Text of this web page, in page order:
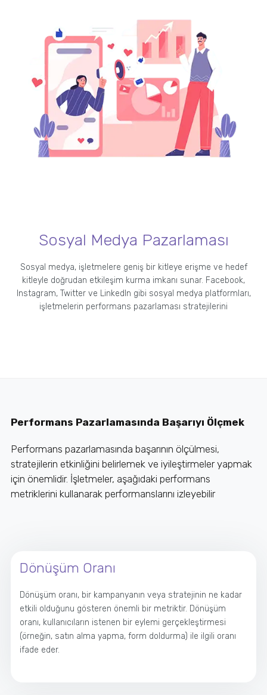
Sosyal Medya Pazarlaması
Sosyal medya, işletmelere geniş bir kitleye erişme ve hedef
kitleyle doğrudan etkileşim kurma imkanı sunar. Facebook,
Instagram, Twitter ve LinkedIn gibi sosyal medya platformları,
işletmelerin performans pazarlaması stratejilerini
Performans Pazarlamasında Başarıyı Ölçmek
Performans pazarlamasında başarının ölçülmesi,
stratejilerin etkinliğini belirlemek ve iyileştirmeler yapmak
için önemlidir. İşletmeler, aşağıdaki performans
metriklerini kullanarak performanslarını izleyebilir
Dönüşüm Oranı
Dönüşüm oranı, bir kampanyanın veya stratejinin ne kadar
etkili olduğunu gösteren önemli bir metriktir. Dönüşüm
oranı, kullanıcıların istenen bir eylemi gerçekleştirmesi
(örneğin, satın alma yapma, form doldurma) ile ilgili oranı
ifade eder.